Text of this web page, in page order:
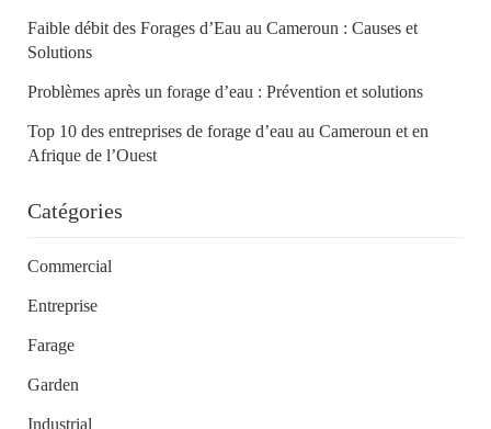
Faible débit des Forages d’Eau au Cameroun : Causes et
Solutions
Problèmes après un forage d’eau : Prévention et solutions
Top 10 des entreprises de forage d’eau au Cameroun et en
Afrique de l’Ouest
Catégories
Commercial
Entreprise
Farage
Garden
Industrial